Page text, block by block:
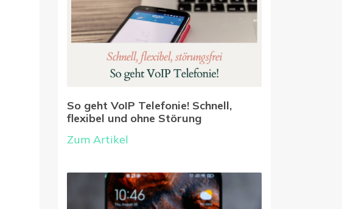
So geht VoIP Telefonie! Schnell,
flexibel und ohne Störung
Zum Artikel